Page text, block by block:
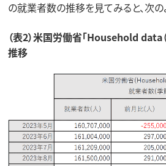
の就業者数の推移を見てみると、次の
（表2）米国労働省「Household data
推移